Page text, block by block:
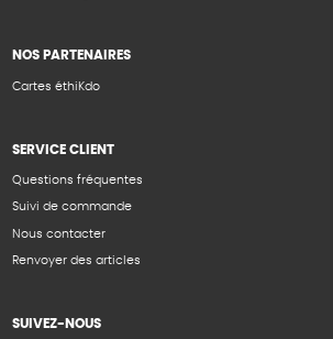
NOS PARTENAIRES
Cartes éthiKdo
SERVICE CLIENT
Questions fréquentes
Suivi de commande
Nous contacter
Renvoyer des articles
SUIVEZ-NOUS